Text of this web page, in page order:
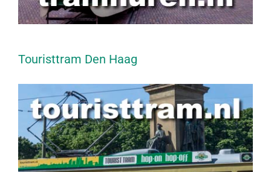
Touristtram Den Haag